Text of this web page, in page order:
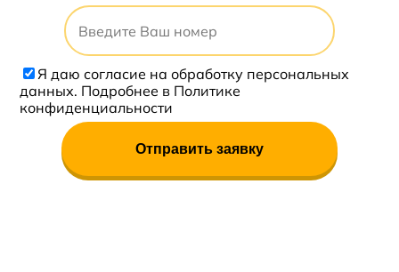
Я даюсогласие на обработку персональных
данных. Подробнее в Политике
конфиденциальности
Отправить заявку